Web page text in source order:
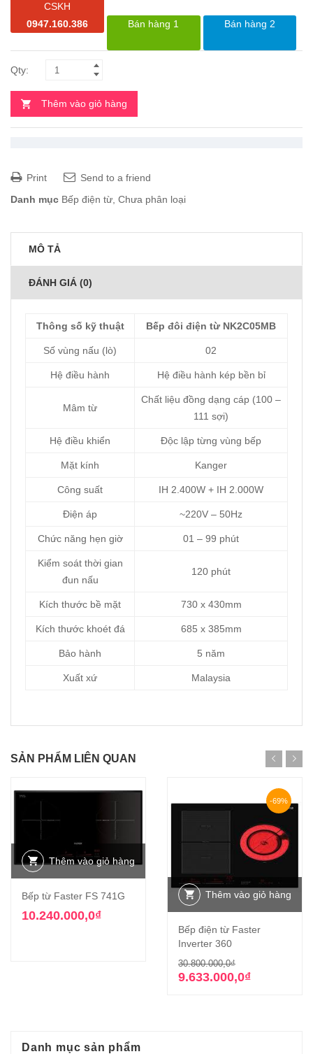
CSKH
0947.160.386
Bán hàng 1 Bán hàng 2
Thêm vào giỏ hàng
Print
Send to a friend
Danh mục Bếp điện từ Chưa phân loại
MÔ TẢ
ĐÁNH GIÁ (0)
Thông số kỹ thuật Bếp đôi điện từ NK2C05MB
Số vùng nấu (lò) 02
Hệ điều hành Hệ điều hành kép bền bỉ
Mâm từ
Chất liệu đồng dạng cáp (100 –
111 sợi)
Hệ điều khiển Độc lập từng vùng bếp
Mặt kính Kanger
Công suất IH 2.400W + IH 2.000W
Điện áp ~220V – 50Hz
Chức năng hẹn giờ 01 – 99 phút
Kiểm soát thời gian
đun nấu
120 phút
Kích thước bề mặt 730 x 430mm
Kích thước khoét đá 685 x 385mm
Bảo hành 5 năm
Xuất xứ Malaysia
SẢN PHẨM LIÊN QUAN
Thêm vào giỏ hàng
Bếp từ Faster FS 741G
10.240.000,0₫
-69%
Thêm vào giỏ hàng
Bếp điện từ Faster
Inverter 360
30.800.000,0₫Giá
gốc
9.633.000,0₫
Giá
hiện
Danh mục sản phẩm